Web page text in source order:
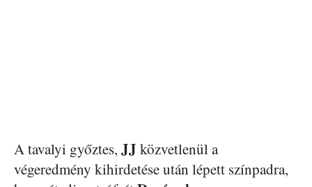
A tavalyi győztes, JJ közvetlenül a
végeredmény kihirdetése után lépett színpadra,